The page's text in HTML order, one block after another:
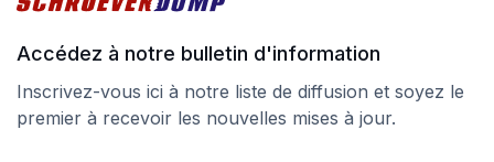
Accédez à notre bulletin d'information
Inscrivez-vous ici à notre liste de diffusion et soyez le
premier à recevoir les nouvelles mises à jour.